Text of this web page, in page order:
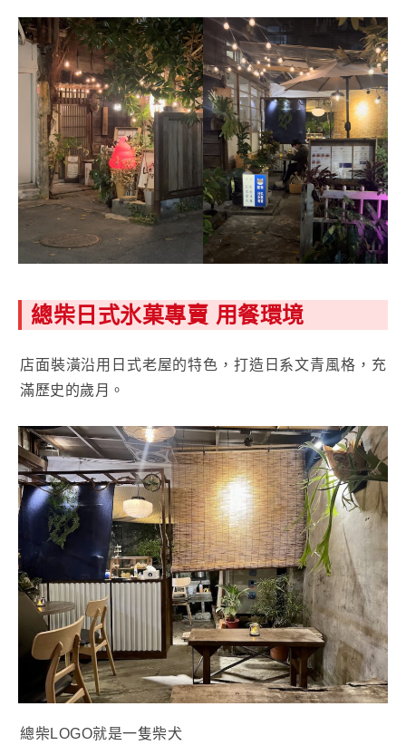
總柴日式氷菓專賣 用餐環境
店面裝潢沿用日式老屋的特色，打造日系文青風格，充
滿歷史的歲月。
總柴LOGO就是一隻柴犬